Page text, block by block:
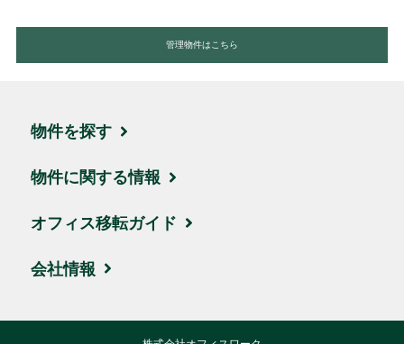
管理物件はこちら
物件を探す
エリア・住所から探す
駅名・沿線から探す
地図から探す
物件に関する情報
ブログ
取引実績・お客様の声
オフィス移転ガイド
お引越しの流れ
会社情報